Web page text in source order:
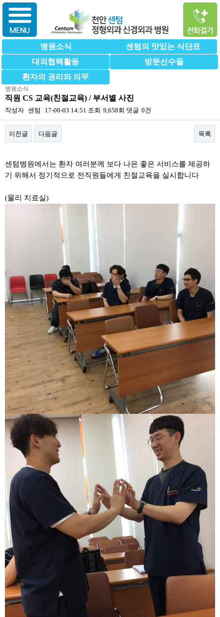
병원소식
센텀의 맛있는 식단표
대외협력활동
방문선수들
환자의 권리와 의무
병원소식
직원 CS 교육(친절교육) / 부서별 사진
작성자 센텀 17-08-03 14:51 조회 9,658회 댓글 0건
이전글 다음글 목록
센텀병원에서는 환자 여러분께 보다 나은 좋은 서비스를 제공하
기 위해서 정기적으로 전직원들에게 친절교육을 실시합니다
(물리 치료실)​